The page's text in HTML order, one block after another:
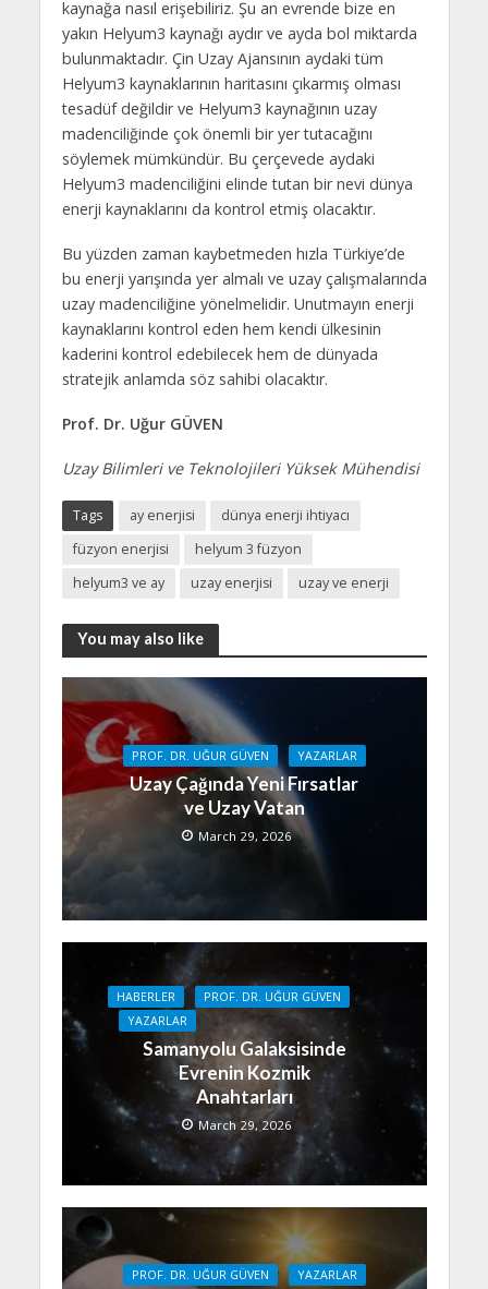
kaynağa nasıl erişebiliriz. Şu an evrende bize en
yakın Helyum3 kaynağı aydır ve ayda bol miktarda
bulunmaktadır. Çin Uzay Ajansının aydaki tüm
Helyum3 kaynaklarının haritasını çıkarmış olması
tesadüf değildir ve Helyum3 kaynağının uzay
madenciliğinde çok önemli bir yer tutacağını
söylemek mümkündür. Bu çerçevede aydaki
Helyum3 madenciliğini elinde tutan bir nevi dünya
enerji kaynaklarını da kontrol etmiş olacaktır.
Bu yüzden zaman kaybetmeden hızla Türkiye’de
bu enerji yarışında yer almalı ve uzay çalışmalarında
uzay madenciliğine yönelmelidir. Unutmayın enerji
kaynaklarını kontrol eden hem kendi ülkesinin
kaderini kontrol edebilecek hem de dünyada
stratejik anlamda söz sahibi olacaktır.
Prof. Dr. Uğur GÜVEN
Uzay Bilimleri ve Teknolojileri Yüksek Mühendisi
Tags ay enerjisi
dünya enerji ihtiyacı
füzyon enerjisi
helyum 3 füzyon
helyum3 ve ay
uzay enerjisi uzay ve enerji
You may also like
PROF. DR. UĞUR GÜVEN YAZARLAR
Uzay Çağında Yeni Fırsatlar
ve Uzay Vatan
March 29, 2026
HABERLER
PROF. DR. UĞUR GÜVEN
YAZARLAR
Samanyolu Galaksisinde
Evrenin Kozmik
Anahtarları
March 29, 2026
PROF. DR. UĞUR GÜVEN YAZARLAR